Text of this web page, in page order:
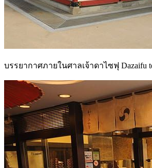
บรรยากาศภายในศาลเจ้าดาไซฟุ Dazaifu